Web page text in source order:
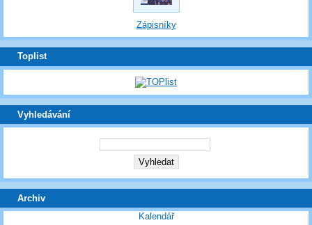
Zápisníky
Toplist
Vyhledávání
Archiv
Kalendář